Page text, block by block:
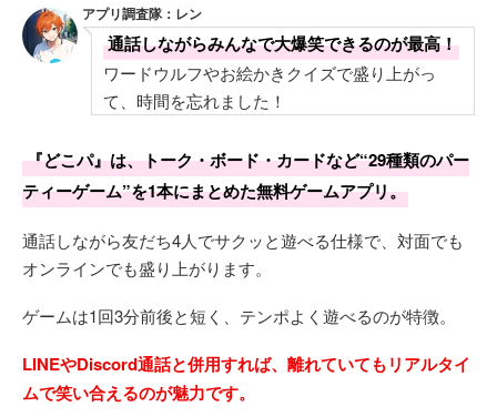
アプリ調査隊：レン
通話しながらみんなで大爆笑できるのが最高！
ワードウルフやお絵かきクイズで盛り上がっ
て、時間を忘れました！
『どこパ』は、トーク・ボード・カードなど“29種類のパー
ティーゲーム”を1本にまとめた無料ゲームアプリ。
通話しながら友だち4人でサクッと遊べる仕様で、対面でも
オンラインでも盛り上がります。
ゲームは1回3分前後と短く、テンポよく遊べるのが特徴。
LINEやDiscord通話と併用すれば、離れていてもリアルタイ
ムで笑い合えるのが魅力です。